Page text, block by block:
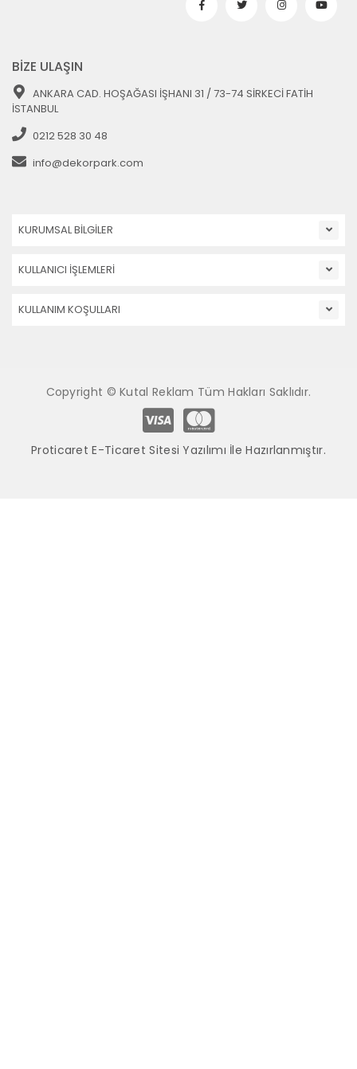
BİZE ULAŞIN
ANKARA CAD. HOŞAĞASI İŞHANI 31 / 73-74 SİRKECİ FATİH
İSTANBUL
0212 528 30 48
info@dekorpark.com
KURUMSAL BİLGİLER
KULLANICI İŞLEMLERİ
KULLANIM KOŞULLARI
Copyright © Kutal Reklam Tüm Hakları Saklıdır.
Proticaret E-Ticaret Sitesi Yazılımı İle Hazırlanmıştır.